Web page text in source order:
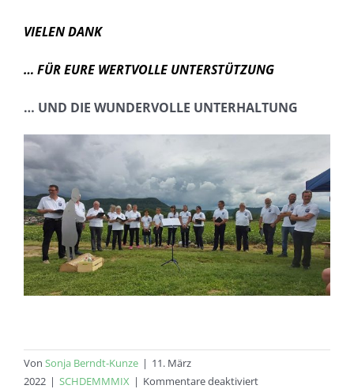
VIELEN DANK
… FÜR EURE WERTVOLLE UNTERSTÜTZUNG
… UND DIE WUNDERVOLLE UNTERHALTUNG
Von Sonja Berndt-Kunze | 11. März
2022 | SCHDEMMMIX | Kommentare deaktiviertfür